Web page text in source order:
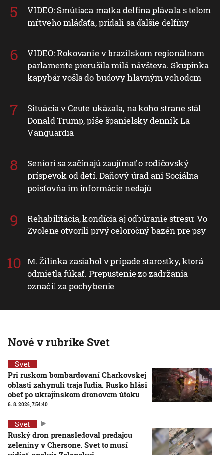
VIDEO: Smútiaca matka delfína plávala s telom
mŕtveho mláďaťa, pridali sa ďalšie delfíny
VIDEO: Rokovanie v brazílskom regionálnom
parlamente prerušila milá návšteva. Skupinka
kapybár vošla do budovy hlavným vchodom
Situácia v Ceute ukázala, na koho strane stál
Donald Trump, píše španielsky denník La
Vanguardia
Seniori sa začínajú zaujímať o rodičovský
príspevok od detí. Daňový úrad ani Sociálna
poisťovňa im informácie nedajú
Rehabilitácia, kondícia aj odbúranie stresu: Vo
Zvolene otvorili prvý celoročný bazén pre psy
M. Žilinka zasiahol v prípade starostky, ktorá
odmietla fúkať. Prepustenie zo zadržania
označil za pochybenie
Nové v rubrike Svet
Svet
Pri ruskom bombardovaní Charkovskej
oblasti zahynuli traja ľudia. Rusko hlási
obeť po ukrajinskom dronovom útoku
6. 8. 2026, 7:54:40
Svet
Ruský dron prenasledoval predajcu
zeleniny v Chersone. Svet to musí